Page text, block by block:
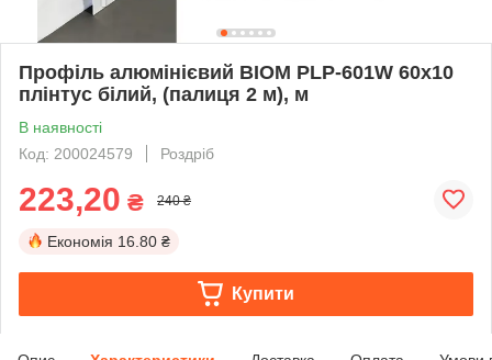
Профіль алюмінієвий BIOM PLP-601W 60х10
плінтус білий, (палиця 2 м), м
В наявності
Код: 200024579
Роздріб
223,20 ₴ 240 ₴
Економія 16.80 ₴
Купити